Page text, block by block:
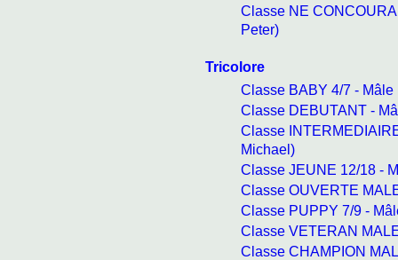
Classe NE
Peter)
Tricolore
Classe BABY 4/7 -
Classe DEBUTANT -
Classe
Michael)
Classe JEUNE 12/18 -
Classe OUVERTE
Classe PUPPY 7/9 -
Classe VETERAN
Classe CHAMPION